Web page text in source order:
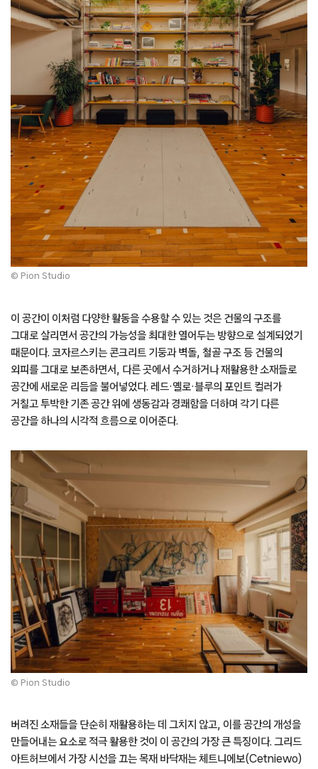
© Pion Studio
이 공간이 이처럼 다양한 활동을 수용할 수 있는 것은 건물의 구조를
그대로 살리면서 공간의 가능성을 최대한 열어두는 방향으로 설계되었기
때문이다. 코자르스키는 콘크리트 기둥과 벽돌, 철골 구조 등 건물의
외피를 그대로 보존하면서, 다른 곳에서 수거하거나 재활용한 소재들로
공간에 새로운 리듬을 불어넣었다. 레드·옐로·블루의 포인트 컬러가
거칠고 투박한 기존 공간 위에 생동감과 경쾌함을 더하며 각기 다른
공간을 하나의 시각적 흐름으로 이어준다.
© Pion Studio
버려진 소재들을 단순히 재활용하는 데 그치지 않고, 이를 공간의 개성을
만들어내는 요소로 적극 활용한 것이 이 공간의 가장 큰 특징이다. 그리드
아트허브에서 가장 시선을 끄는 목재 바닥재는 체트니에보(Cetniewo)